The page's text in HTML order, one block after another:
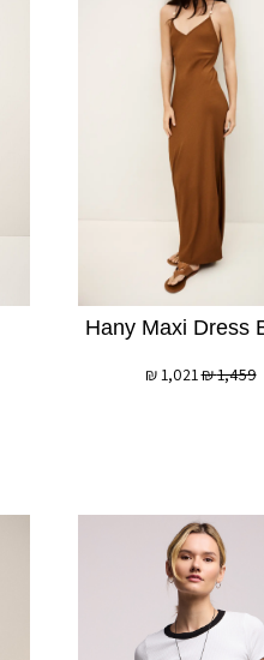
Hany Maxi Dress
1,459
₪
1,021
₪